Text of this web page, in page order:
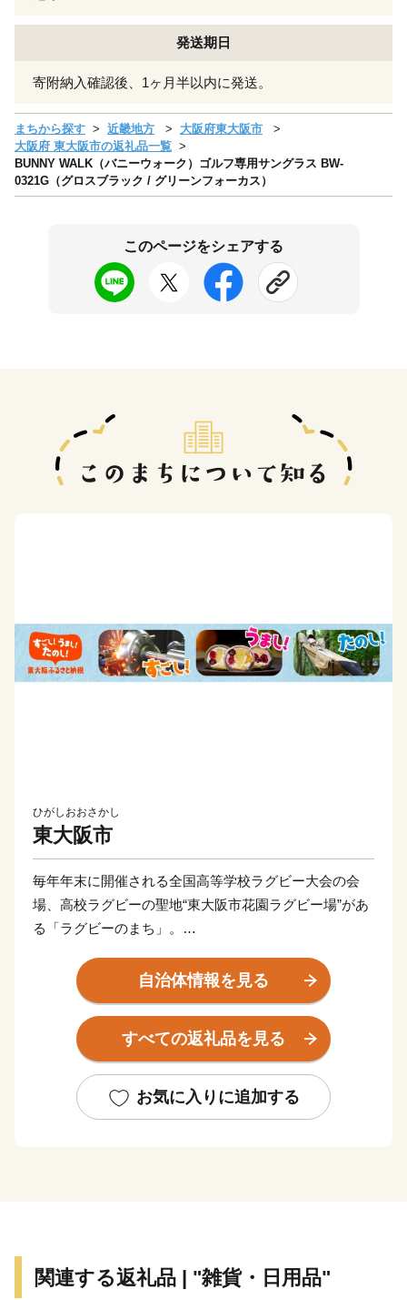
発送期日
寄附納入確認後、1ヶ月半以内に発送。
まちから探す 近畿地方
大阪府東大阪市
大阪府 東大阪市の返礼品一覧
BUNNY WALK（バニーウォーク）ゴルフ専用サングラス BW-
0321G（グロスブラック / グリーンフォーカス）
このページをシェアする
ひがしおおさかし
東大阪市
毎年年末に開催される全国高等学校ラグビー大会の会
場、高校ラグビーの聖地“東大阪市花園ラグビー場”があ
る「ラグビーのまち」。
力が集まる「モノづくりのまち」。
近畿大学、大阪商業大学、大阪樟蔭女子大学、東大阪大
学と市内に大学が4校あり、3万人以上の大学生が市内に
通学している「学生のまち」。
商店が多い等、東大阪市にはたくさんの魅力がありま
ぜひ、東大阪市のページをご覧ください。
自治体情報を見る
すべての返礼品を見る
お気に入りに追加する
関連する返礼品 | "雑貨・日用品"